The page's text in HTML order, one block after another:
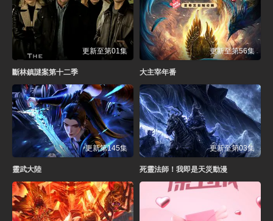
更新至第01集
斷林鎮謎案第十二季
更新至第56集
大主宰年番
更新第145集
靈武大陸
更新至第03集
死靈法師！我即是天災動漫